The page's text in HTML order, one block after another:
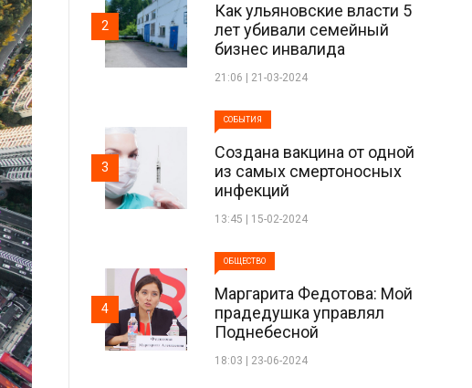
Как ульяновские власти 5
лет убивали семейный
бизнес инвалида
21:06 | 21-03-2024
2
СОБЫТИЯ
Создана вакцина от одной
из самых смертоносных
инфекций
13:45 | 15-02-2024
3
ОБЩЕСТВО
Маргарита Федотова: Мой
прадедушка управлял
Поднебесной
18:03 | 23-06-2024
4